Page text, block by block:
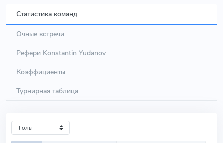
Статистика команд
Очные встречи
Рефери Konstantin Yudanov
Коэффициенты
Турнирная таблица